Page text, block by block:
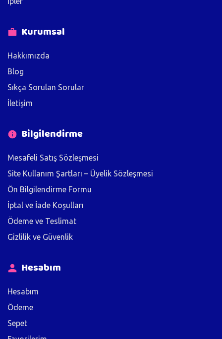
Kurumsal
Hakkımızda
Blog
Sıkça Sorulan Sorular
İletişim
Bilgilendirme
Mesafeli Satış Sözleşmesi
Site Kullanım Şartları – Üyelik Sözleşmesi
Ön Bilgilendirme Formu
İptal ve İade Koşulları
Ödeme ve Teslimat
Gizlilik ve Güvenlik
Hesabım
Hesabım
Ödeme
Sepet